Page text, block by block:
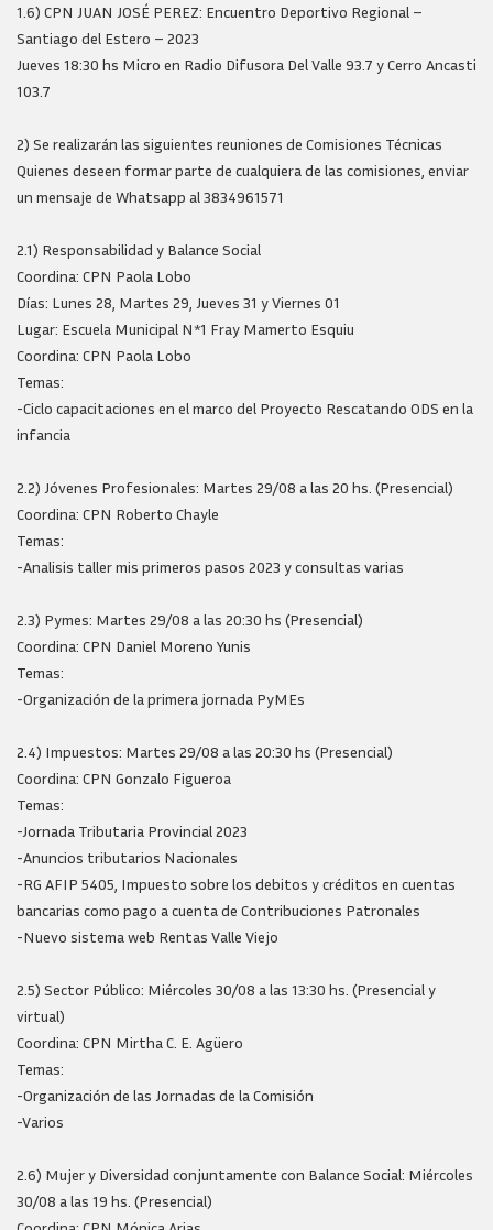
1.6) CPN JUAN JOSÉ PEREZ: Encuentro Deportivo Regional –
Santiago del Estero – 2023
Jueves 18:30 hs Micro en Radio Difusora Del Valle 93.7 y Cerro Ancasti
103.7
2) Se realizarán las siguientes reuniones de Comisiones Técnicas
Quienes deseen formar parte de cualquiera de las comisiones, enviar
un mensaje de Whatsapp al 3834961571
2.1) Responsabilidad y Balance Social
Coordina: CPN Paola Lobo
Días: Lunes 28, Martes 29, Jueves 31 y Viernes 01
Lugar: Escuela Municipal N*1 Fray Mamerto Esquiu
Coordina: CPN Paola Lobo
Temas:
-Ciclo capacitaciones en el marco del Proyecto Rescatando ODS en la
infancia
2.2) Jóvenes Profesionales: Martes 29/08 a las 20 hs. (Presencial)
Coordina: CPN Roberto Chayle
Temas:
-Analisis taller mis primeros pasos 2023 y consultas varias
2.3) Pymes: Martes 29/08 a las 20:30 hs (Presencial)
Coordina: CPN Daniel Moreno Yunis
Temas:
-Organización de la primera jornada PyMEs
2.4) Impuestos: Martes 29/08 a las 20:30 hs (Presencial)
Coordina: CPN Gonzalo Figueroa
Temas:
-Jornada Tributaria Provincial 2023
-Anuncios tributarios Nacionales
-RG AFIP 5405, Impuesto sobre los debitos y créditos en cuentas
bancarias como pago a cuenta de Contribuciones Patronales
-Nuevo sistema web Rentas Valle Viejo
2.5) Sector Público: Miércoles 30/08 a las 13:30 hs. (Presencial y
virtual)
Coordina: CPN Mirtha C. E. Agüero
Temas:
-Organización de las Jornadas de la Comisión
-Varios
2.6) Mujer y Diversidad conjuntamente con Balance Social: Miércoles
30/08 a las 19 hs. (Presencial)